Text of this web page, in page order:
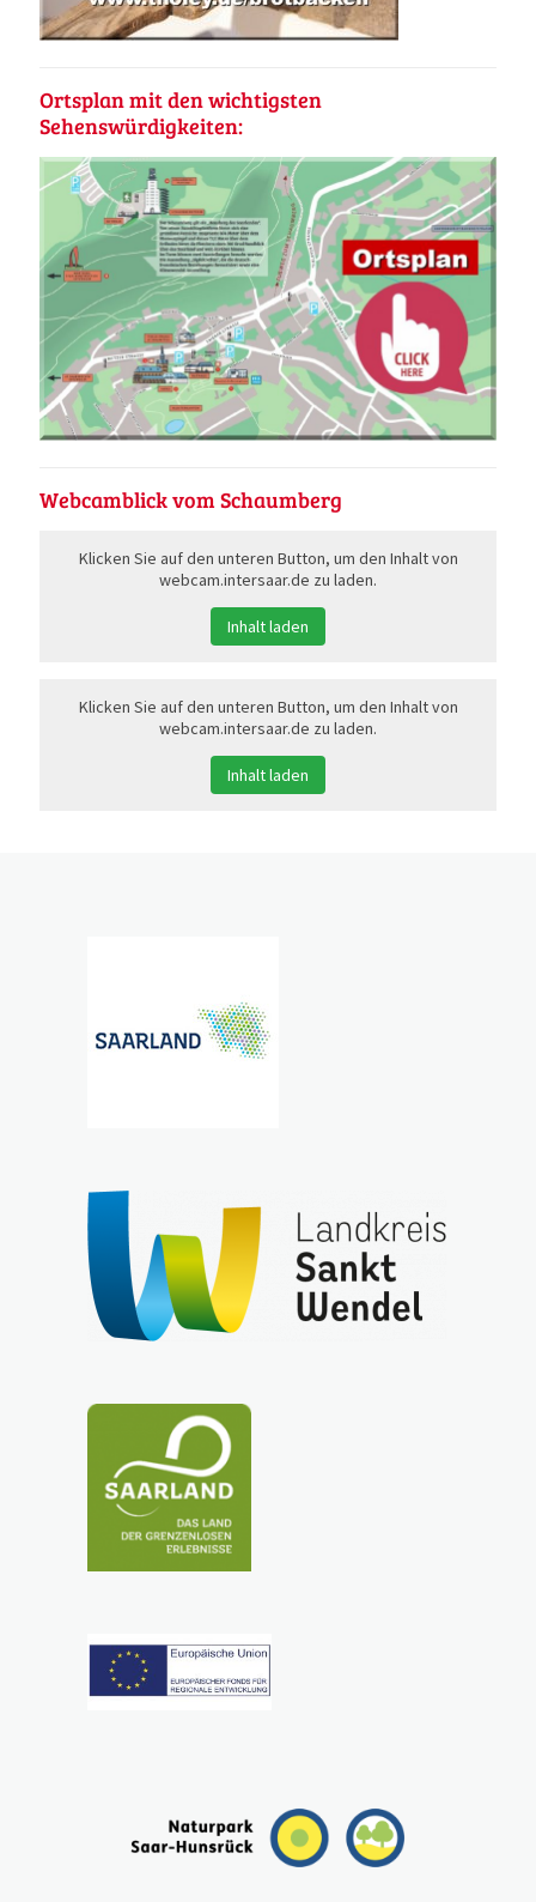
Ortsplan mit den wichtigsten
Sehenswürdigkeiten:
Webcamblick vom Schaumberg
Klicken Sie auf den unteren Button, um den Inhalt von
webcam.intersaar.de zu laden.
Inhalt laden
Klicken Sie auf den unteren Button, um den Inhalt von
webcam.intersaar.de zu laden.
Inhalt laden